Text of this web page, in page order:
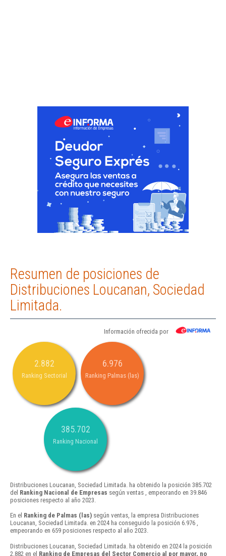
Resumen de posiciones de
Distribuciones Loucanan, Sociedad
Limitada.
Información ofrecida por
2.882
Ranking Sectorial
6.976
Ranking Palmas (las)
385.702
Ranking Nacional
Distribuciones Loucanan, Sociedad Limitada. ha obtenido la posición 385.702
del Ranking Nacional de Empresas según ventas , empeorando en 39.846
posiciones respecto al año 2023.
En el Ranking de Palmas (las) según ventas, la empresa Distribuciones
Loucanan, Sociedad Limitada. en 2024 ha conseguido la posición 6.976 ,
empeorando en 659 posiciones respecto al año 2023.
Distribuciones Loucanan, Sociedad Limitada. ha obtenido en 2024 la posición
2.882 en el Ranking de Empresas del Sector Comercio al por mayor, no